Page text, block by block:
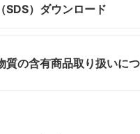
（SDS）ダウンロード
質の含有商品取り扱いに